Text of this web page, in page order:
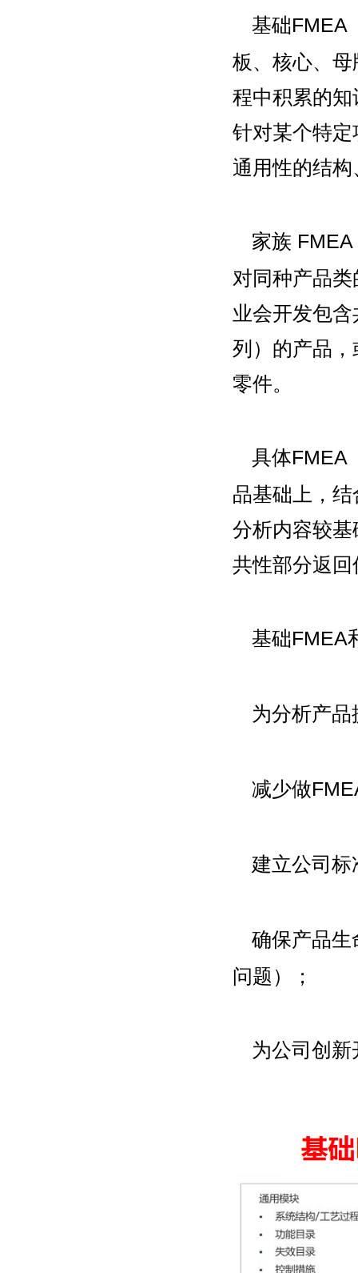
基础FMEA
板、核心、
程中积累的
针对某个特
通用性的结
家族
对同种产品
业会开发包
列）的产品
零件。
具体FMEA
品基础上，
分析内容较
共性部分返
基础FMEA
为分析产
减少做
建立公司
确保产品生
问题）；
为公司创